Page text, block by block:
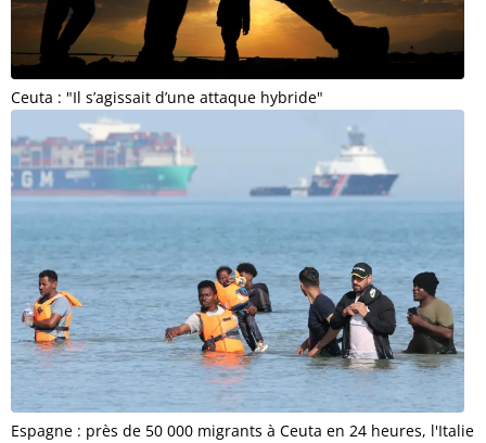
Ceuta : "Il s’agissait d’une attaque hybride"
Espagne : près de 50 000 migrants à Ceuta en 24 heures, l'Italie